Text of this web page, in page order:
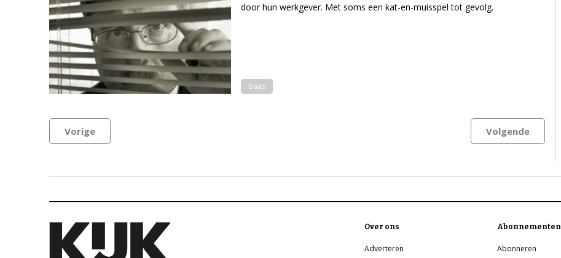
door hun werkgever. Met soms een kat-en-muisspel tot gevolg.
baas
Vorige Volgende
Over ons
Adverteren
Abonnementen
Abonneren